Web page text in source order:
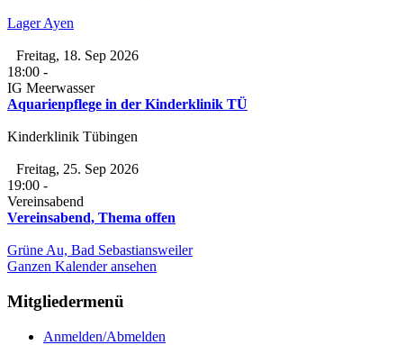
Lager Ayen
Freitag, 18. Sep 2026
18:00 -
IG Meerwasser
Aquarienpflege in der Kinderklinik TÜ
Kinderklinik Tübingen
Freitag, 25. Sep 2026
19:00 -
Vereinsabend
Vereinsabend, Thema offen
Grüne Au, Bad Sebastiansweiler
Ganzen Kalender ansehen
Mitgliedermenü
Anmelden/Abmelden